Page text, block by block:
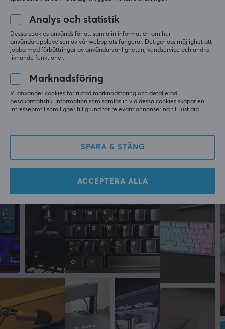
Alla recensioner
Lars Ørjan N
Verifierad köpare
Level 6
Pro Specialist
Playstation
Xbox
Fick det jag skulle ha
Visa original
Elgato Wall Mount
Mer från vårt Community
Analys och statistik
Dessa cookies används för att samla in information om hur
användarupplevelsen av vår webbplats fungerar. Det ger oss möjlighet att
jobba med förbättringar av användarvänligheten, kundservice och andra
liknande funktioner.
Marknadsföring
Vi använder cookies för riktad marknadsföring och detaljerad
besökarstatistik. Information som samlas in via dessa cookies skapar en
intresseprofil som ligger till grund för relevant annonsering till just dig.
SPARA & STÄNG
ACCEPTERA ALLA